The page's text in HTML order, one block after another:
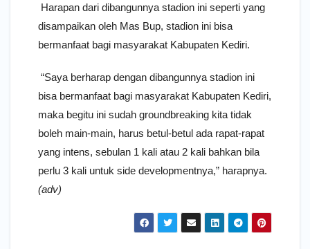
Harapan dari dibangunnya stadion ini seperti yang
disampaikan oleh Mas Bup, stadion ini bisa
bermanfaat bagi masyarakat Kabupaten Kediri.
“Saya berharap dengan dibangunnya stadion ini
bisa bermanfaat bagi masyarakat Kabupaten Kediri,
maka begitu ini sudah groundbreaking kita tidak
boleh main-main, harus betul-betul ada rapat-rapat
yang intens, sebulan 1 kali atau 2 kali bahkan bila
perlu 3 kali untuk side developmentnya,” harapnya.
(adv)